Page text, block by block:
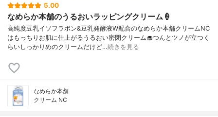
5.00
なめらか本舗のうるおいラッピングクリーム🍦
高純度豆乳イソフラボン&豆乳発酵液W配合のなめらか本舗クリームNC
はもっちりお肌に仕上がるうるおい密閉クリーム🧁つんとツノが立つく
らいしっかりめのクリームだけど…続きを見る
なめらか本舗
クリーム NC